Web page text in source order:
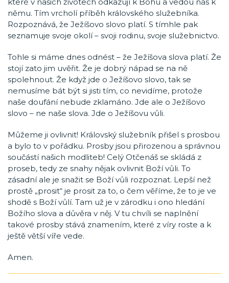
němu. Tím vrcholí příběh královského služebníka.
Rozpoznává, že Ježíšovo slovo platí. S tímhle pak
seznamuje svoje okolí – svoji rodinu, svoje služebnictvo.
Tohle si máme dnes odnést – že Ježíšova slova platí. Že
stojí zato jim uvěřit. Že je dobrý nápad se na ně
spolehnout. Že když jde o Ježíšovo slovo, tak se
nemusíme bát být si jisti tím, co nevidíme, protože
naše doufání nebude zklamáno. Jde ale o Ježíšovo
slovo – ne naše slova. Jde o Ježíšovu vůli.
Můžeme ji ovlivnit! Královský služebník přišel s prosbou
a bylo to v pořádku. Prosby jsou přirozenou a správnou
součástí našich modliteb! Celý Otčenáš se skládá z
proseb, tedy ze snahy nějak ovlivnit Boží vůli. To
zásadní ale je snažit se Boží vůli rozpoznat. Lepší než
prostě „prosit“ je prosit za to, o čem věříme, že to je ve
shodě s Boží vůlí. Tam už je v zárodku i ono hledání
Božího slova a důvěra v něj. V tu chvíli se naplnění
takové prosby stává znamením, které z víry roste a k
ještě větší víře vede.
Amen.